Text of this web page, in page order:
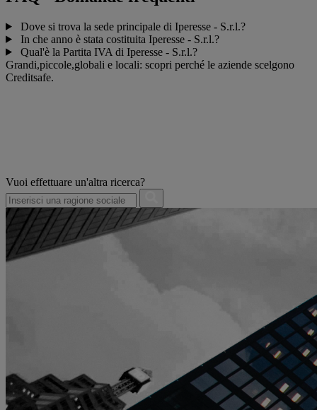
Dove si trova la sede principale di Iperesse - S.r.l.?
In che anno è stata costituita Iperesse - S.r.l.?
Qual'è la Partita IVA di Iperesse - S.r.l.?
Grandi,piccole,globali e locali: scopri perché le aziende scelgono
Creditsafe.
Vuoi effettuare un'altra ricerca?